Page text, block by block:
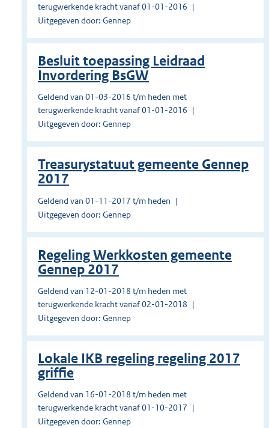
terugwerkende kracht vanaf 01-01-2016
Uitgegeven door: Gennep
Besluit toepassing Leidraad
Invordering BsGW
Geldend van 01-03-2016 t/m heden met
terugwerkende kracht vanaf 01-01-2016
Uitgegeven door: Gennep
Treasurystatuut gemeente Gennep
2017
Geldend van 01-11-2017 t/m heden
Uitgegeven door: Gennep
Regeling Werkkosten gemeente
Gennep 2017
Geldend van 12-01-2018 t/m heden met
terugwerkende kracht vanaf 02-01-2018
Uitgegeven door: Gennep
Lokale IKB regeling regeling 2017
griffie
Geldend van 16-01-2018 t/m heden met
terugwerkende kracht vanaf 01-10-2017
Uitgegeven door: Gennep